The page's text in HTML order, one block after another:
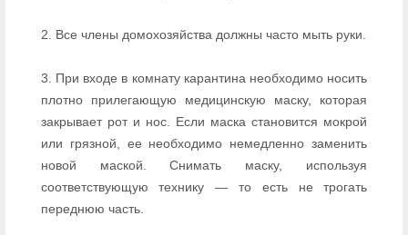
2. Все члены домохозяйства должны часто мыть руки.
3. При входе в комнату карантина необходимо носить
плотно прилегающую медицинскую маску, которая
закрывает рот и нос. Если маска становится мокрой
или грязной, ее необходимо немедленно заменить
новой маской. Снимать маску, используя
соответствующую технику — то есть не трогать
переднюю часть.